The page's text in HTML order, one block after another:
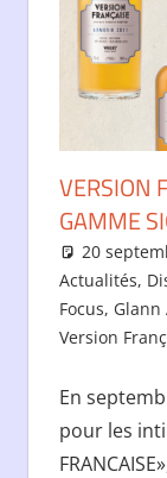
VERSION
GAMME
20
Actualités,
Focus, Glann
Version
En
pour les